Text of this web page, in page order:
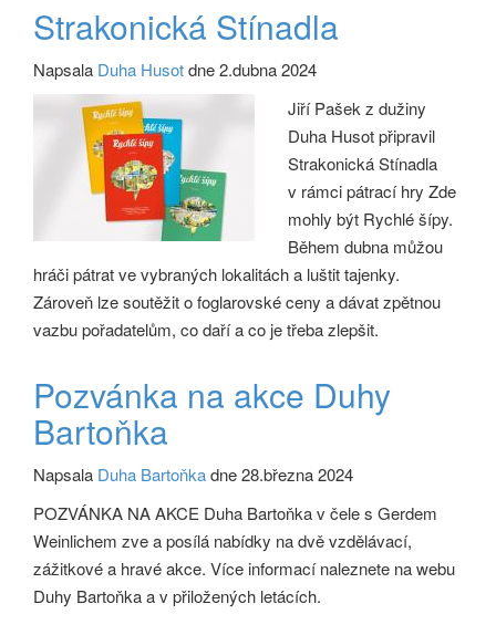
Strakonická Stínadla
Napsala Duha Husotdne 2.dubna 2024
Jiří Pašek z dužiny
Duha Husot připravil
Strakonická Stínadla
v rámci pátrací hry Zde
mohly být Rychlé šípy.
Během dubna můžou
hráči pátrat ve vybraných lokalitách a luštit tajenky.
Zároveň lze soutěžit o foglarovské ceny a dávat zpětnou
vazbu pořadatelům, co daří a co je třeba zlepšit.
Pozvánka na akce Duhy
Bartoňka
Napsala Duha Bartoňkadne 28.března 2024
POZVÁNKA NA AKCE Duha Bartoňka v čele s Gerdem
Weinlichem zve a posílá nabídky na dvě vzdělávací,
zážitkové a hravé akce. Více informací naleznete na webu
Duhy Bartoňka a v přiložených letácích.